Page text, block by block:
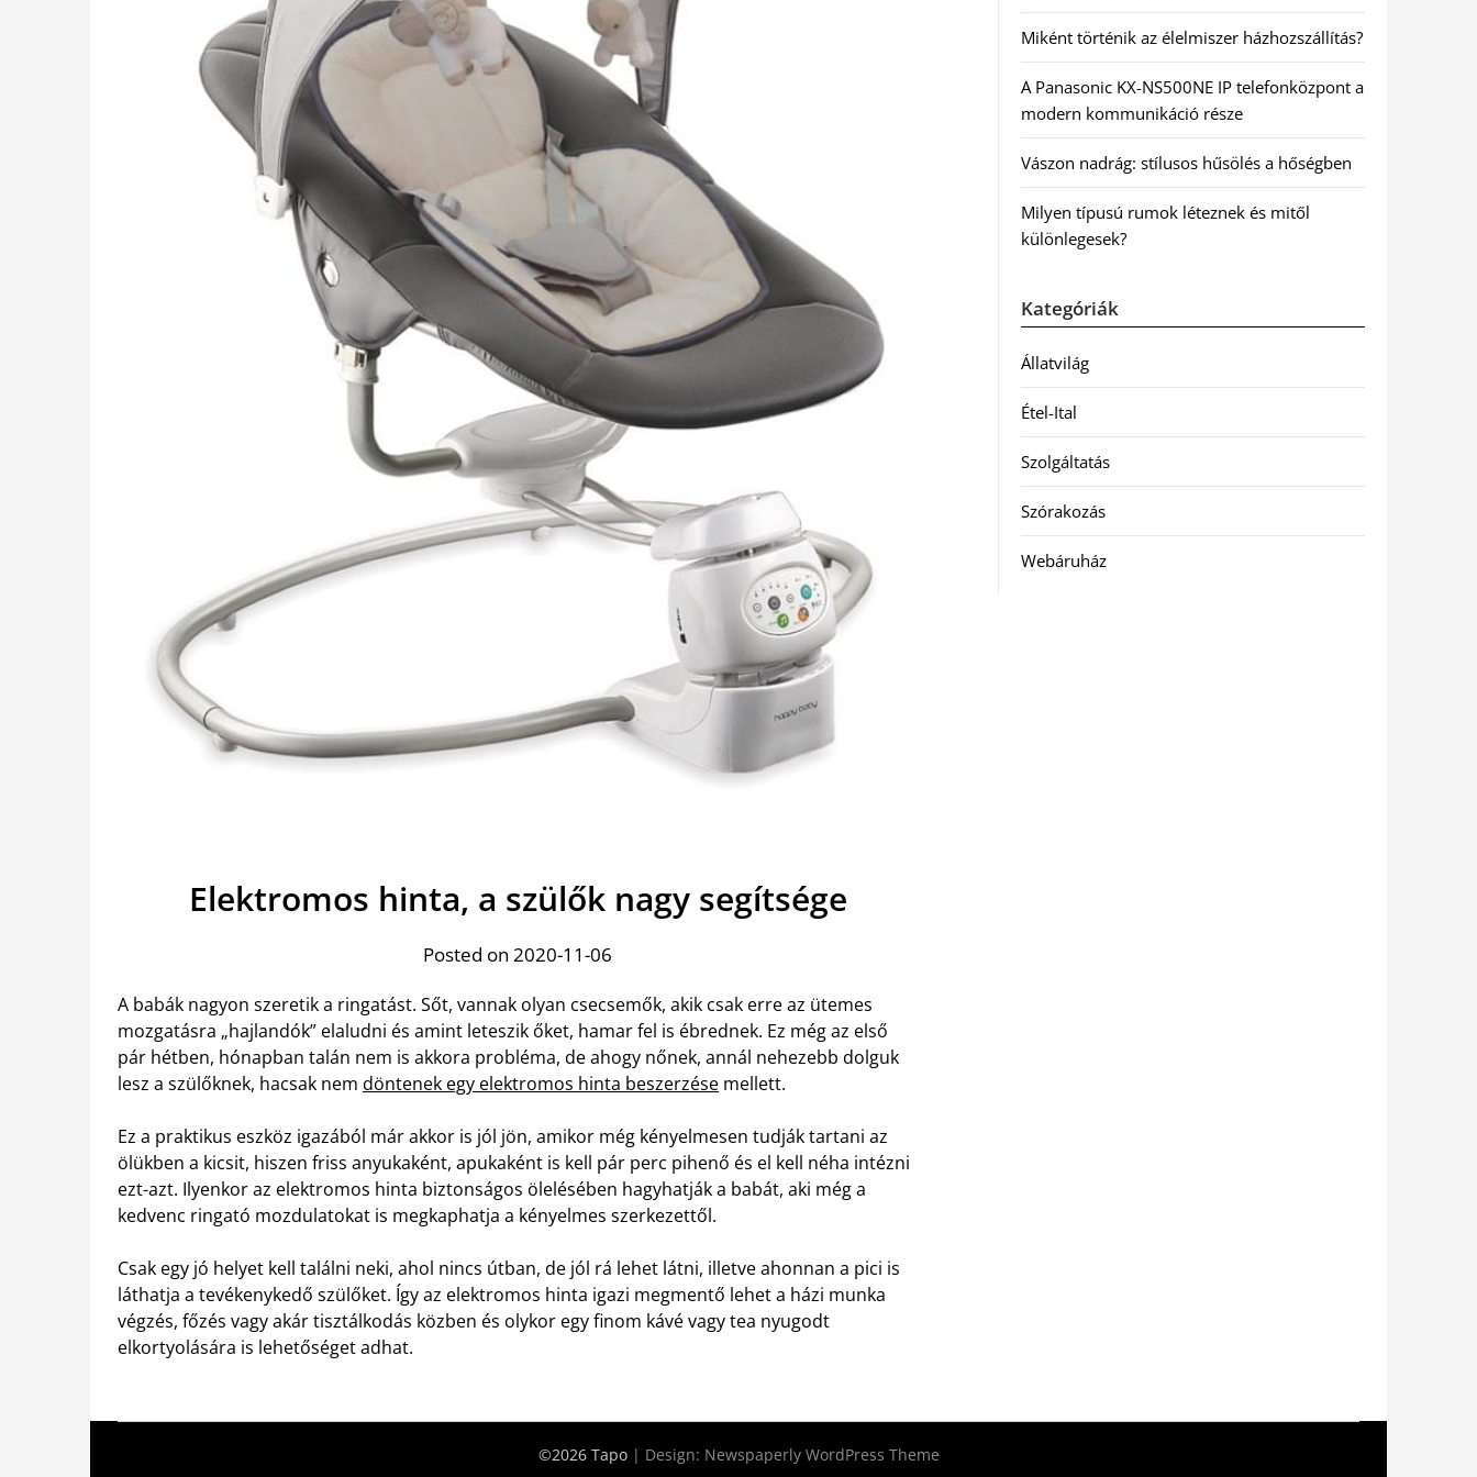
Elektromos hinta, a szülők nagy segítsége
Posted on 2020-11-06
A babák nagyon szeretik a ringatást. Sőt, vannak olyan csecsemők, akik csak erre az ütemes
mozgatásra „hajlandók” elaludni és amint leteszik őket, hamar fel is ébrednek. Ez még az első
pár hétben, hónapban talán nem is akkora probléma, de ahogy nőnek, annál nehezebb dolguk
lesz a szülőknek, hacsak nem döntenek egy elektromos hinta beszerzése mellett.
Ez a praktikus eszköz igazából már akkor is jól jön, amikor még kényelmesen tudják tartani az
ölükben a kicsit, hiszen friss anyukaként, apukaként is kell pár perc pihenő és el kell néha intézni
ezt-azt. Ilyenkor az elektromos hinta biztonságos ölelésében hagyhatják a babát, aki még a
kedvenc ringató mozdulatokat is megkaphatja a kényelmes szerkezettől.
Csak egy jó helyet kell találni neki, ahol nincs útban, de jól rá lehet látni, illetve ahonnan a pici is
láthatja a tevékenykedő szülőket. Így az elektromos hinta igazi megmentő lehet a házi munka
végzés, főzés vagy akár tisztálkodás közben és olykor egy finom kávé vagy tea nyugodt
elkortyolására is lehetőséget adhat.
Miként történik az élelmiszer házhozszállítás?
A Panasonic KX-NS500NE IP telefonközpont a
modern kommunikáció része
Vászon nadrág: stílusos hűsölés a hőségben
Milyen típusú rumok léteznek és mitől
különlegesek?
Kategóriák
Állatvilág
Étel-Ital
Szolgáltatás
Szórakozás
Webáruház
©2026 Tapo | Design: Newspaperly WordPress Theme